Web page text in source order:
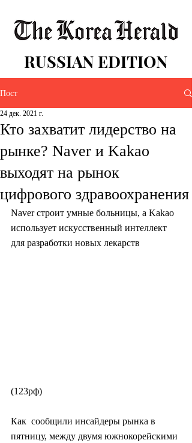
RUSSIAN EDITION
Пост
Кто захватит лидерство на
рынке? Naver и Kakao
выходят на рынок
цифрового здравоохранения
24 дек. 2021 г.
Naver строит умные больницы, а Kakao
использует искусственный интеллект
для разработки новых лекарств
(123рф)
Как  сообщили инсайдеры рынка в
пятницу, между двумя южнокорейскими